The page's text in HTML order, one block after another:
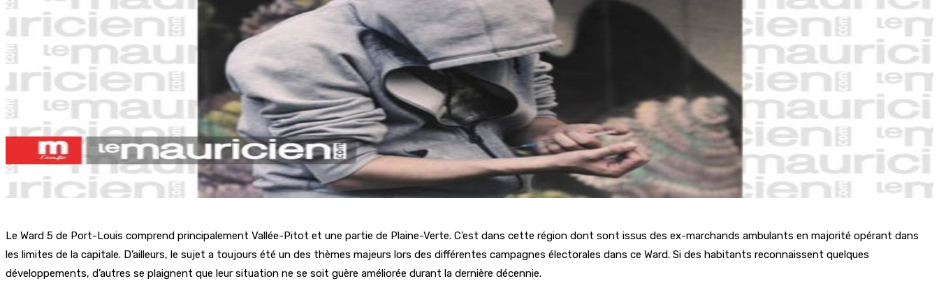
Le Ward 5 de Port-Louis comprend principalement Vallée-Pitot et une partie de Plaine-Verte. C’est dans cette région dont sont issus des ex-marchands ambulants en majorité opérant dans
les limites de la capitale. D’ailleurs, le sujet a toujours été un des thèmes majeurs lors des différentes campagnes électorales dans ce Ward. Si des habitants reconnaissent quelques
développements, d’autres se plaignent que leur situation ne se soit guère améliorée durant la dernière décennie.